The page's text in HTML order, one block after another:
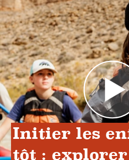
Initier les
tôt :